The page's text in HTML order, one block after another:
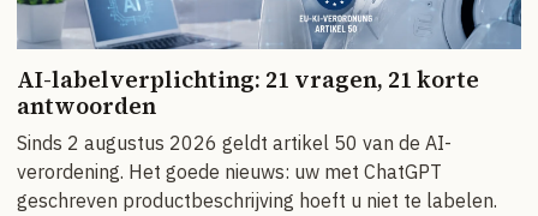
AI-labelverplichting: 21 vragen, 21 korte
antwoorden
Sinds 2 augustus 2026 geldt artikel 50 van de AI-
verordening. Het goede nieuws: uw met ChatGPT
geschreven productbeschrijving hoeft u niet te labelen.